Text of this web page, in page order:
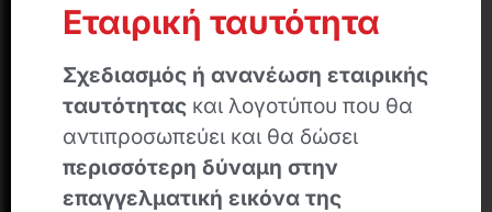
Εταιρική ταυτότητα
Σχεδιασμός ή ανανέωση εταιρικής
ταυτότητας και λογοτύπου που θα
αντιπροσωπεύει και θα δώσει
περισσότερη δύναμη στην
επαγγελματική εικόνα της